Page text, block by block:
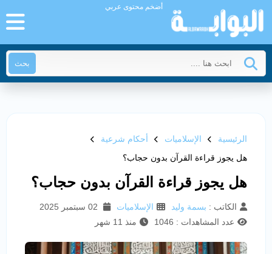
أضخم محتوى عربي
بحث
الرئيسية الإسلاميات
أحكام شرعية
هل يجوز قراءة القرآن بدون حجاب؟
هل يجوز قراءة القرآن بدون حجاب؟
الكاتب : بسمة وليد الإسلاميات
عدد المشاهدات : 1046
منذ 11 شهر